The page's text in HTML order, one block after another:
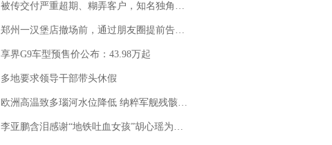
被传交付严重超期、糊弄客户，知名独角兽车企创始人回应：都没证据，将依法采取措施，“本人长期与美国交管局保持沟通，对方表示肯定”
郑州一汉堡店撤场前，通过朋友圈提前告知逐一退费，有顾客仅剩1元也全被退回，分文不少；顾客：言而有信，让人感动
享界G9车型预售价公布：43.98万起
多地要求领导干部带头休假
欧洲高温致多瑙河水位降低 纳粹军舰残骸重见天日
李亚鹏含泪感谢“地铁吐血女孩”胡心瑶为嫣然天使捐99999元：这份捐赠太沉重，尊重其捐赠意愿，个人向胡心瑶和她的病友之家各捐赠99999元